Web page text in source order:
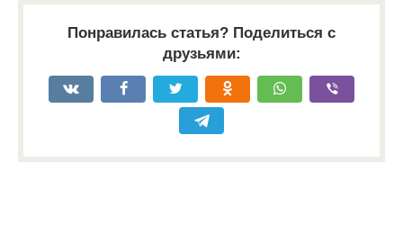
Понравилась статья? Поделиться с
друзьями: